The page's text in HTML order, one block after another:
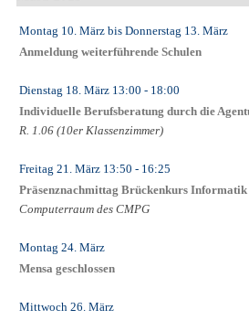
Montag 10. März bis Donnerstag 13. März
Anmeldung weiterführende Schulen
Dienstag 18. März 13:00 - 18:00
Individuelle Berufsberatung durch die
R. 1.06 (10er Klassenzimmer)
Freitag 21. März 13:50 - 16:25
Präsenznachmittag Brückenkurs Informatik
Computerraum des CMPG
Montag 24. März
Mensa geschlossen
Mittwoch 26. März